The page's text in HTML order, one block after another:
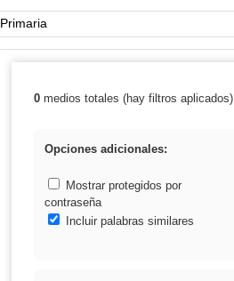
Palabra o frase:
Resultados de: Primaria
0medios totales (hay filtros aplicados)
Opciones adicionales:
Mostrar protegidos por
contraseña
Incluir palabras similares